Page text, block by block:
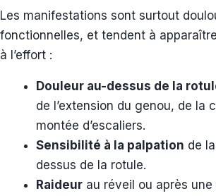
Les manifestations sont surtout
fonctionnelles, et tendent à
à l’effort :
Douleur au-dessus de la
de l’extension du genou, de la
montée d’escaliers.
Sensibilité à la palpation de
dessus de la rotule.
Raideur au réveil ou après une